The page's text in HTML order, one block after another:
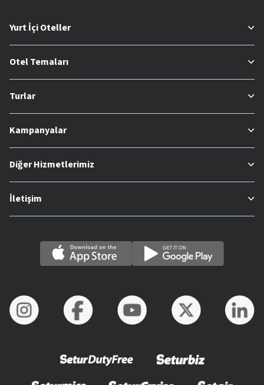
Yurt İçi Oteller
Otel Temaları
Turlar
Kampanyalar
Diğer Hizmetlerimiz
İletişim